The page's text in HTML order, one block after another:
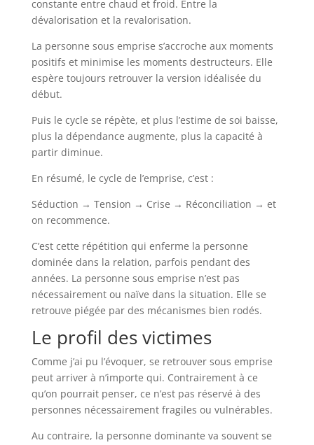
constante entre chaud et froid. Entre la
dévalorisation et la revalorisation.
La personne sous emprise s’accroche aux moments
positifs et minimise les moments destructeurs. Elle
espère toujours retrouver la version idéalisée du
début.
Puis le cycle se répète, et plus l’estime de soi baisse,
plus la dépendance augmente, plus la capacité à
partir diminue.
En résumé, le cycle de l’emprise, c’est :
Séduction → Tension → Crise → Réconciliation → et
on recommence.
C’est cette répétition qui enferme la personne
dominée dans la relation, parfois pendant des
années. La personne sous emprise n’est pas
nécessairement ou naïve dans la situation. Elle se
retrouve piégée par des mécanismes bien rodés.
Le profil des victimes
Comme j’ai pu l’évoquer, se retrouver sous emprise
peut arriver à n’importe qui. Contrairement à ce
qu’on pourrait penser, ce n’est pas réservé à des
personnes nécessairement fragiles ou vulnérables.
Au contraire, la personne dominante va souvent se